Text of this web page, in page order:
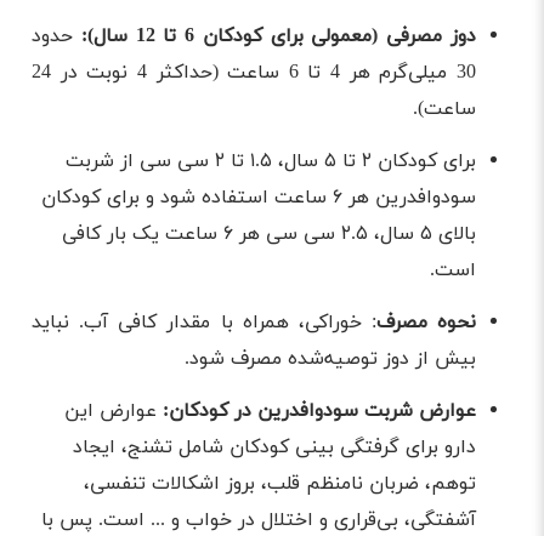
دوز مصرفی (معمولی برای کودکان 6 تا 12 سال):
حدود
30 میلی‌گرم هر 4 تا 6 ساعت (حداکثر 4 نوبت در 24
ساعت).
برای کودکان ۲ تا ۵ سال، ۱.۵ تا ۲ سی سی از شربت
سودوافدرین هر ۶ ساعت استفاده شود و برای کودکان
بالای ۵ سال، ۲.۵ سی سی هر ۶ ساعت یک بار کافی
است.
نحوه مصرف: خوراکی، همراه با مقدار کافی آب. نباید
بیش از دوز توصیه‌شده مصرف شود.
عوارض شربت سودوافدرین در کودکان: عوارض این
دارو برای گرفتگی بینی کودکان شامل تشنج، ایجاد
توهم، ضربان نامنظم قلب، بروز اشکالات تنفسی،
آشفتگی، بی‌قراری و اختلال در خواب و ... است. پس با